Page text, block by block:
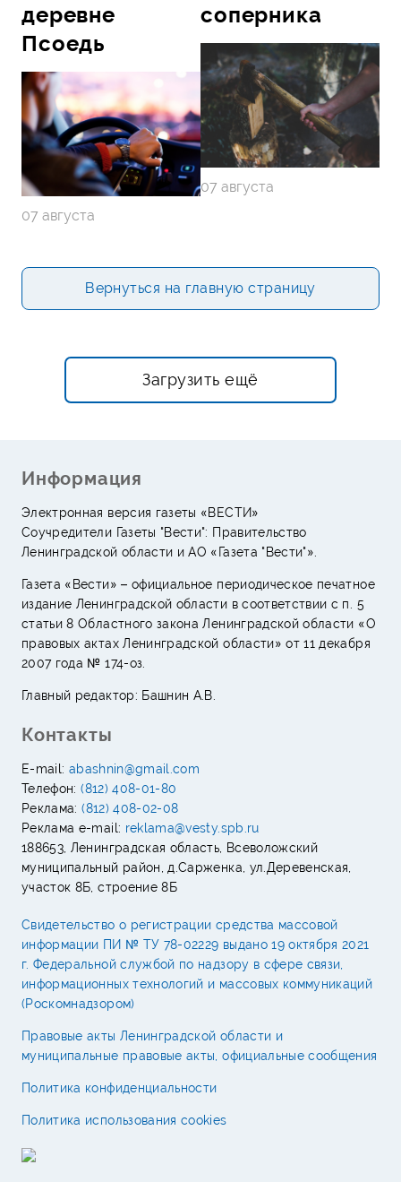
деревне
Псоедь
07 августа
соперника
07 августа
Вернуться на главную страницу
Загрузить ещё
Информация
Электронная версия газеты «ВЕСТИ»
Соучредители Газеты "Вести": Правительство
Ленинградской области и АО «Газета "Вести"».
Газета «Вести» – официальное периодическое печатное
издание Ленинградской области в соответствии с п. 5
статьи 8 Областного закона Ленинградской области «О
правовых актах Ленинградской области» от 11 декабря
2007 года № 174-оз.
Главный редактор: Башнин А.В.
Контакты
E-mail: abashnin@gmail.com
Телефон:(812) 408-01-80
Реклама:(812) 408-02-08
Реклама e-mail: reklama@vesty.spb.ru
188653, Ленинградская область, Всеволожский
муниципальный район, д.Сарженка, ул.Деревенская,
участок 8Б, строение 8Б
Свидетельство о регистрации средства массовой
информации ПИ № ТУ 78-02229 выдано 19 октября 2021
г. Федеральной службой по надзору в сфере связи,
информационных технологий и массовых коммуникаций
(Роскомнадзором)
Правовые акты Ленинградской области и
муниципальные правовые акты, официальные сообщения
Политика конфиденциальности
Политика использования cookies